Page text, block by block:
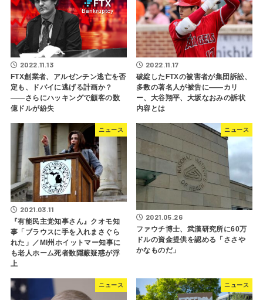
2022.11.13
FTX創業者、アルゼンチン逃亡を否
定も、ドバイに逃げる計画か？
――さらにハッキングで顧客の数
億ドルが紛失
2022.11.17
破綻したFTXの被害者が集団訴訟、
多数の著名人が被告に――カリ
ー、大谷翔平、大坂なおみの訴状
内容とは
ニュース
2021.03.11
『有能民主党知事さん』クオモ知
事「ブラウスに手を入れまさぐら
れた」／MI州ホイットマー知事に
も老人ホーム死者数隠蔽疑惑が浮
上
ニュース
2021.05.26
ファウチ博士、武漢研究所に60万
ドルの資金提供を認める「ささや
かなものだ」
ニュース ニュース